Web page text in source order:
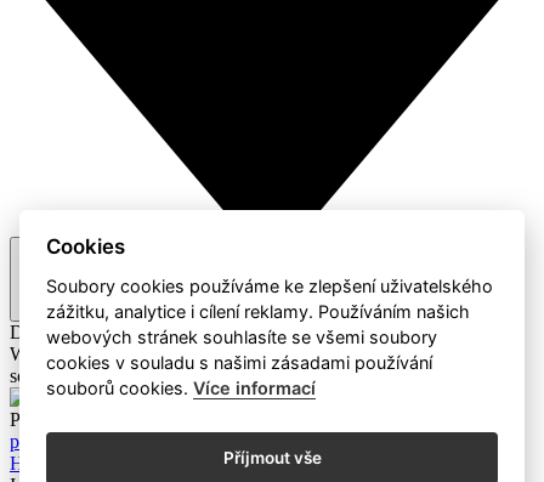
Doporučené
DoporučenéA-Z / Z-A Cena
Webaz
Profesionální dodavatel čisticích prostředků a hotelového
sortimentu
Produkty
program
Hotelový sortiment
Dávkovací systémy Úklidové stroje
Cookies
Soubory cookies používáme ke zlepšení uživatelského
zážitku, analytice i cílení reklamy. Používáním našich
webových stránek souhlasíte se všemi soubory
cookies v souladu s našimi zásadami používání
souborů cookies.Více informací
Příjmout vše